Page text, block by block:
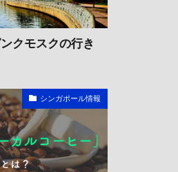
クモスクの行き
シンガポール情報